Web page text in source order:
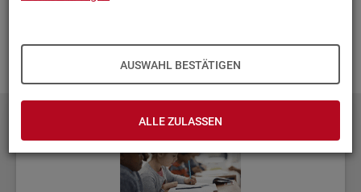
AUSWAHL BESTÄTIGEN
ALLE ZULASSEN
das gern in un­se­re Pla­nun­gen auf.